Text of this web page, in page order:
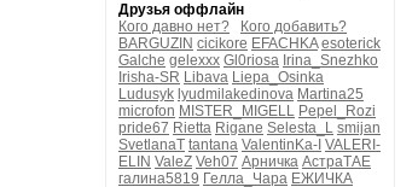
Друзья оффлайн
Кого давно нет?
Кого добавить?
BARGUZIN cicikore EFACHKA esoterick
Galche gelexxx Gl0riosa Irina_Snezhko
Irisha-SR Libava Liepa_Osinka
Ludusyk lyudmilakedinova Martina25
microfon MISTER_MIGELL Pepel_Rozi
pride67 Rietta Rigane Selesta_L smijan
SvetlanaT tantana ValentinKa-I VALERI-
ELIN ValeZ Veh07 Арничка АстраТАЕ
галина5819 Гелла_Чара ЕЖИЧКА